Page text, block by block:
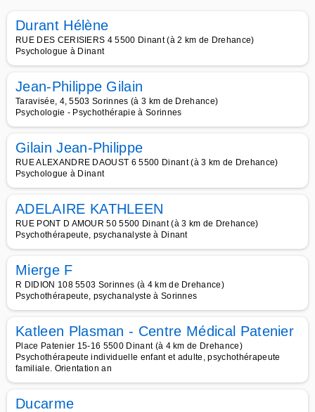
Durant Hélène
RUE DES CERISIERS 4 5500 Dinant (à 2 km de Drehance)
Psychologue à Dinant
Jean-Philippe Gilain
Taravisée, 4, 5503 Sorinnes (à 3 km de Drehance)
Psychologie - Psychothérapie à Sorinnes
Gilain Jean-Philippe
RUE ALEXANDRE DAOUST 6 5500 Dinant (à 3 km de Drehance)
Psychologue à Dinant
ADELAIRE KATHLEEN
RUE PONT D AMOUR 50 5500 Dinant (à 3 km de Drehance)
Psychothérapeute, psychanalyste à Dinant
Mierge F
R DIDION 108 5503 Sorinnes (à 4 km de Drehance)
Psychothérapeute, psychanalyste à Sorinnes
Katleen Plasman - Centre Médical Patenier
Place Patenier 15-16 5500 Dinant (à 4 km de Drehance)
Psychothérapeute individuelle enfant et adulte, psychothérapeute
familiale. Orientation an
Ducarme